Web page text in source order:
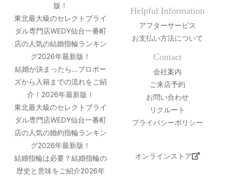
版！
東北最大級のセレクトブライ
ダル専門店WEDY仙台一番町
店の人気の結婚指輪ランキン
グ2026年最新版！
結婚が決まったら…プロポー
ズから入籍までの流れをご紹
介！2026年最新版！
東北最大級のセレクトブライ
ダル専門店WEDY仙台一番町
店の人気の婚約指輪ランキン
グ2026年最新版！
結婚指輪は必要？結婚指輪の
歴史と意味をご紹介2026年
Helpful Information
アフターサービス
お支払い方法について
Contact
会社案内
ご来店予約
お問い合わせ
リクルート
プライバシーポリシー
オンラインストア